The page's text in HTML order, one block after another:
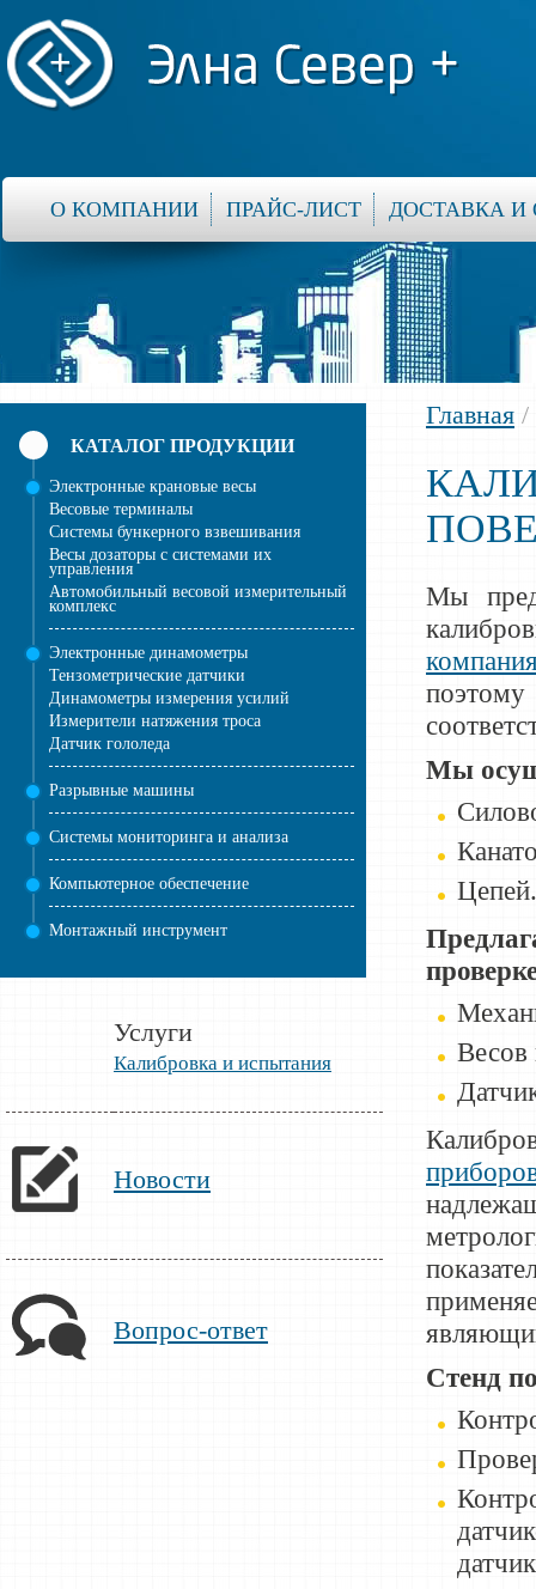
О КОМПАНИИ ПРАЙС-ЛИСТ ДОСТАВКА И
КАТАЛОГ ПРОДУКЦИИ
Электронные крановые весы
Весовые терминалы
Системы бункерного взвешивания
Весы дозаторы с системами их
управления
Автомобильный весовой измерительный
комплекс
Электронные динамометры
Тензометрические датчики
Динамометры измерения усилий
Измерители натяжения троса
Датчик гололеда
Разрывные машины
Системы мониторинга и анализа
Компьютерное обеспечение
Монтажный инструмент
Услуги
Калибровка и испытания
Новости
Вопрос-ответ
Главная /
Мы
Мы
Цепей.
Весов
Стенд